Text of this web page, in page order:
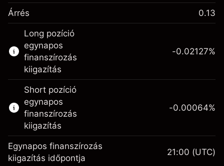
Ez a pénzügyi eszköz CFD-ken és Knock-
outokon keresztül is kereskedhető.
Bővebb információk:
CFD-k
Knock-outok
Árrés 0.13
Long pozíció
egynapos
finanszírozás
kiigazítás
Fedezet. A befektetése
£1,000.00
-0.02127%
Short pozíció
egynapos
finanszírozás
kiigazítás
-0.00064%
Egynapos finanszírozás
kiigazítás időpontja
21:00 (UTC)